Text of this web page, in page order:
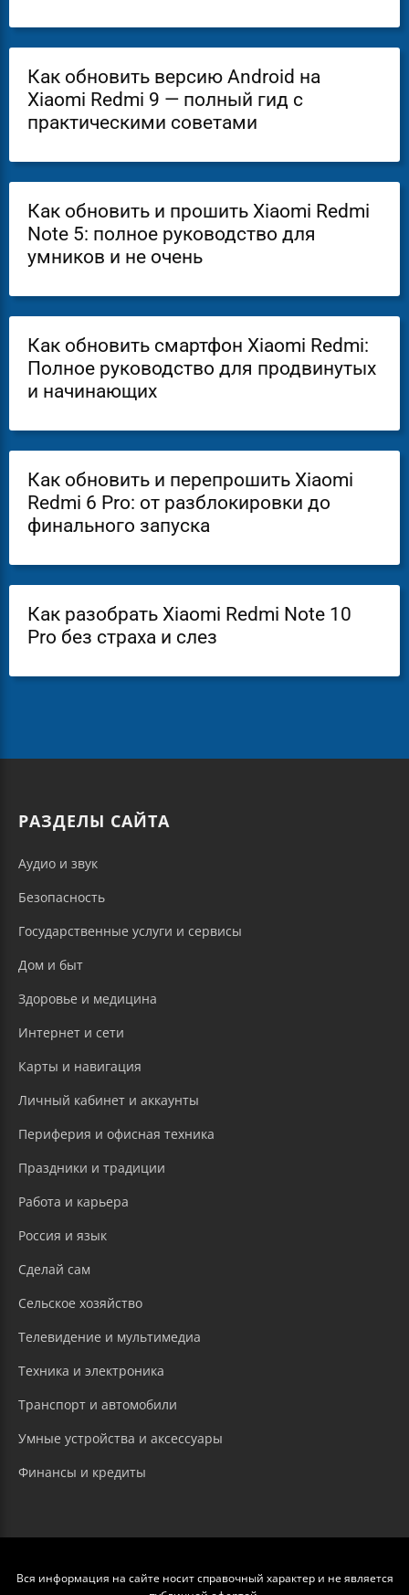
Как обновить версию Android на
Xiaomi Redmi 9 — полный гид с
практическими советами
Как обновить и прошить Xiaomi Redmi
Note 5: полное руководство для
умников и не очень
Как обновить смартфон Xiaomi Redmi:
Полное руководство для продвинутых
и начинающих
Как обновить и перепрошить Xiaomi
Redmi 6 Pro: от разблокировки до
финального запуска
Как разобрать Xiaomi Redmi Note 10
Pro без страха и слез
РАЗДЕЛЫ САЙТА
Аудио и звук
Безопасность
Государственные услуги и сервисы
Дом и быт
Здоровье и медицина
Интернет и сети
Карты и навигация
Личный кабинет и аккаунты
Периферия и офисная техника
Праздники и традиции
Работа и карьера
Россия и язык
Сделай сам
Сельское хозяйство
Телевидение и мультимедиа
Техника и электроника
Транспорт и автомобили
Умные устройства и аксессуары
Финансы и кредиты
Вся информация на сайте носит справочный характер и не является